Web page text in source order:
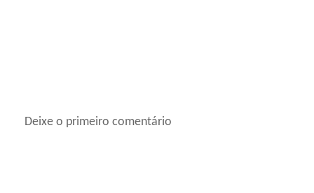
Deixe o primeiro comentário